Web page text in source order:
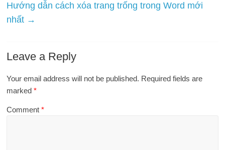
Hướng dẫn cách xóa trang trống trong Word mới
nhất →
Leave a Reply
Your email address will not be published. Required fields are
marked*
Comment*